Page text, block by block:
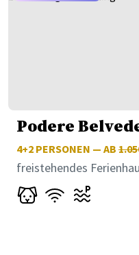
Podere
4+2 PERSONEN — AB
freistehendes